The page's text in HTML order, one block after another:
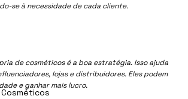
se à necessidade de cada cliente.
de cosméticos é a boa estratégia. Isso ajuda
lojas e distribuidores. Eles podem
e ganhar mais lucro.